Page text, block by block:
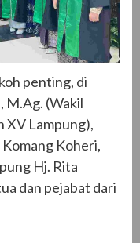
penting, di
M.Ag. (Wakil
XV Lampung),
Koheri,
Hj. Rita
dan pejabat dari